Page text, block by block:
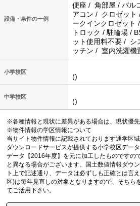
設備・条件の一例
便座 / 角部屋 / バル
アコン / クロゼット
ークインクロゼット
トロック / 駐輪場 /
ット使用料不要 / シ
ッチン / 室内洗濯機
小学校区
()
中学校区
()
※各種情報と現状に差異がある場合は、現状優先
※物件情報の学区情報について
当サイト物件情報に記載されております通学区
ダウンロードサービスが提供する小学校区デー
データ【2016年度】を元に加工したものですの
と異なる場合がございます。国土数値情報ダウ
ト上で記述通り、データは必ずしも正確とは言
区)は毎年見直しの対象となりますので、そちら
てご活用下さい。